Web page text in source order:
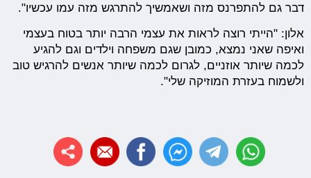
דבר גם להתפרנס מזה ושאמשיך להתרגש מזה עמו עכשיו".
אלון: "הייתי רוצה לראות את עצמי הרבה יותר בטוח בעצמי
ואיפה שאני נמצא, כמובן שגם משפחה וילדים וגם להגיע
לכמה שיותר אוזניים, לגרום לכמה שיותר אנשים להרגיש טוב
ולשמוח בעזרת המוזיקה שלי".